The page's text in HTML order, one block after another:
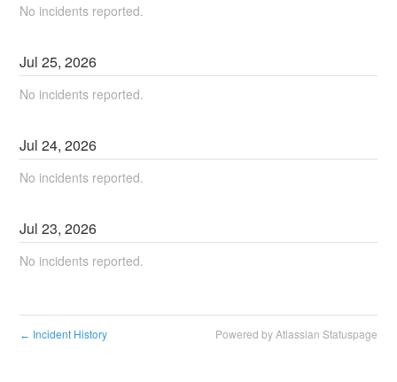
No incidents reported.
Jul25,2026
No incidents reported.
Jul24,2026
No incidents reported.
Jul23,2026
No incidents reported.
← Incident History Powered by Atlassian Statuspage